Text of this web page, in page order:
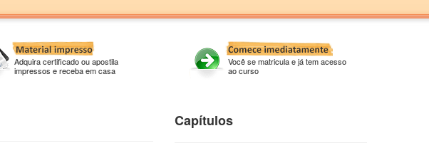
Adquira certificado ou apostila
impressos e receba em casa
Você se matricula e já tem acesso
ao curso
Capítulos